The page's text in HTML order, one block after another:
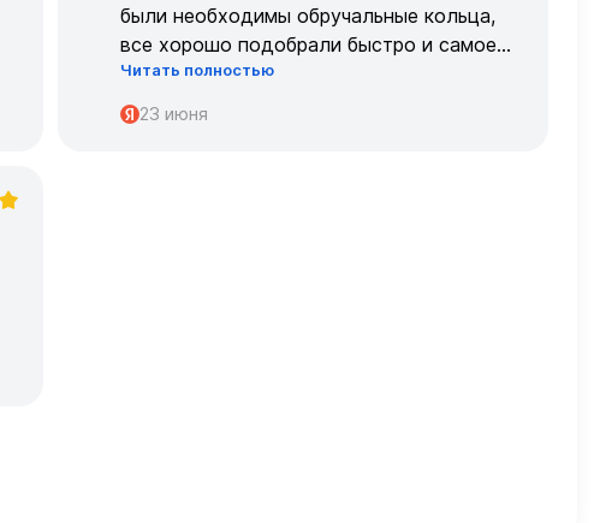
были необходимы обручальные кольца,
все хорошо подобрали быстро и самое
главное, что все подошло по размеру с
первого раза ,огромное спасибо 🌹🌹🌹
Читать полностью
23 июня